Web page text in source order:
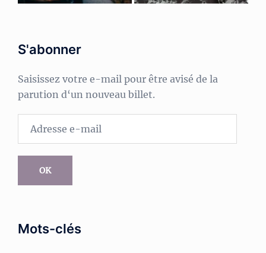
S'abonner
Saisissez votre e-mail pour être avisé de la
parution d‘un nouveau billet.
OK
Mots-clés